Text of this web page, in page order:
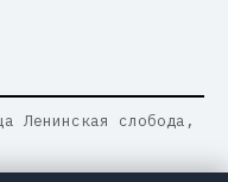
Ленинская слобода,